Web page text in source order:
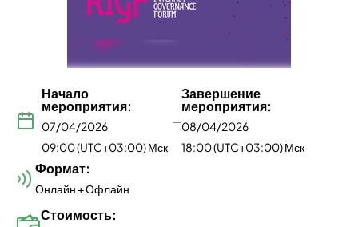
Начало
мероприятия:
07/04/2026
09:00 (UTC+03:00) Мск
—
Завершение
мероприятия:
08/04/2026
18:00 (UTC+03:00) Мск
Формат:
Онлайн + Офлайн
Стоимость: